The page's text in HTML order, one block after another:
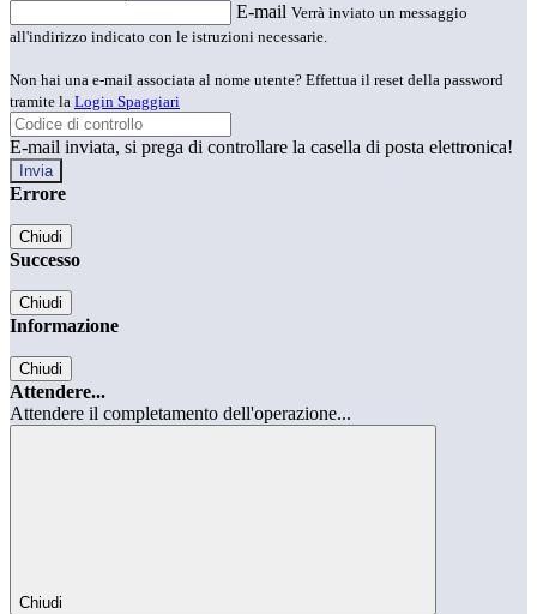
E-mail Verrà inviato un messaggio
all'indirizzo indicato con le istruzioni necessarie.
Non hai una e-mail associata al nome utente? Effettua il reset della password
tramite la Login Spaggiari
E-mail inviata, si prega di controllare la casella di posta elettronica!
Errore
Chiudi
Successo
Chiudi
Informazione
Chiudi
Attendere...
Attendere il completamento dell'operazione...
Chiudi